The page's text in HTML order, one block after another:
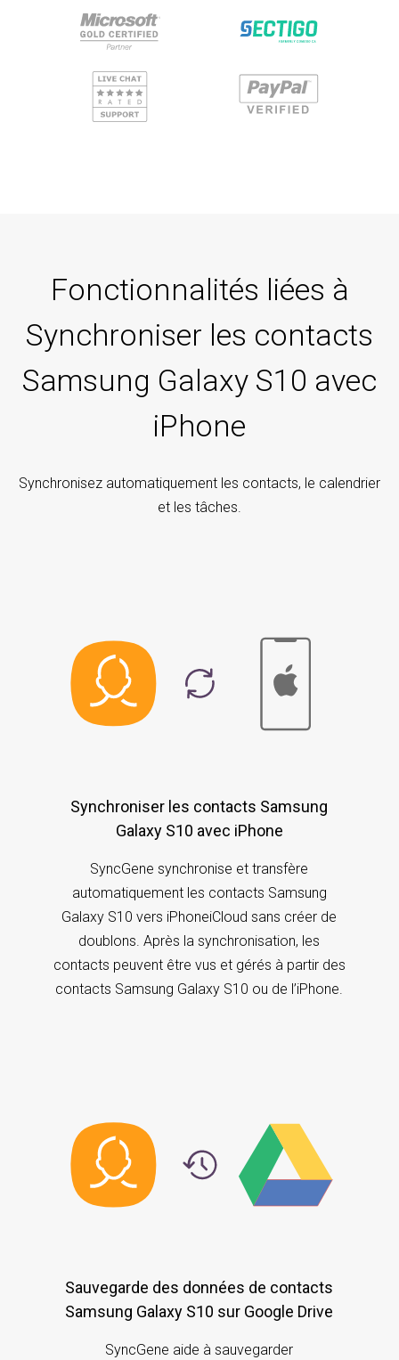
Fonctionnalités liées à
Synchroniser les contacts
Samsung Galaxy S10 avec
iPhone
Synchronisez automatiquement les contacts, le calendrier
et les tâches.
Synchroniser les contacts Samsung
Galaxy S10 avec iPhone
SyncGene synchronise et transfère
automatiquement les contacts Samsung
Galaxy S10 vers iPhoneiCloud sans créer de
doublons. Après la synchronisation, les
contacts peuvent être vus et gérés à partir des
contacts Samsung Galaxy S10 ou de l’iPhone.
Sauvegarde des données de contacts
Samsung Galaxy S10 sur Google Drive
SyncGene aide à sauvegarder